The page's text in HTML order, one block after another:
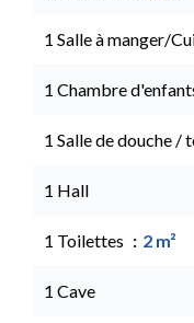
1 Salle à manger/
1 Chambre
1 Salle de douche /
1 Hall
1 Toilettes 2 m²
1 Cave